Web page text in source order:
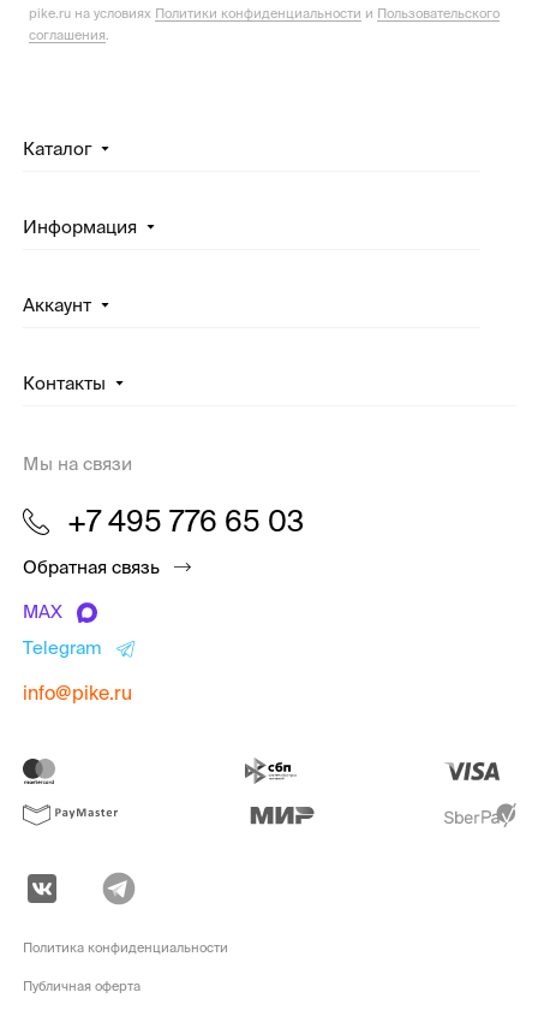
pike.ru на условиях Политики конфиденциальности и Пользовательского
соглашения
Каталог
Информация
Аккаунт
Контакты
Мы на связи
+7 495 776 65 03
Обратная связь
MAX
Telegram
info@pike.ru
Политика конфиденциальности
Публичная оферта